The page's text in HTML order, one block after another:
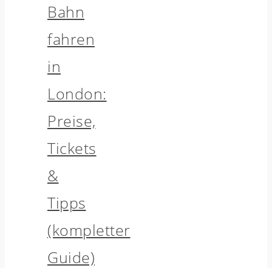
Bahn
fahren
in
London:
Preise,
Tickets
&
Tipps
(kompletter
Guide)